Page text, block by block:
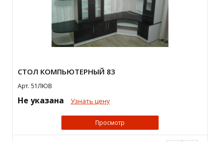
СТОЛ КОМПЬЮТЕРНЫЙ 83
Арт. 51ЛЮВ
Не указана Узнать цену
Просмотр